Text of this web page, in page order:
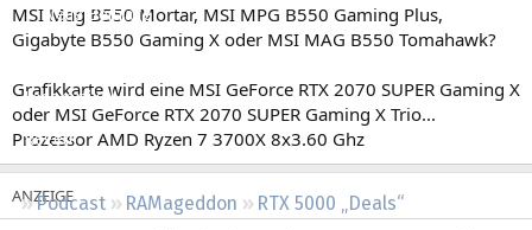
Neue Beiträge
Neueste Aktivitäten
Leserartikel
Regeln
Podcast RAMageddon
RTX 5000 „Deals“
MSI Mag B550 Mortar, MSI MPG B550 Gaming Plus,
Gigabyte B550 Gaming X oder MSI MAG B550 Tomahawk?
Grafikkarte wird eine MSI GeForce RTX 2070 SUPER Gaming X
oder MSI GeForce RTX 2070 SUPER Gaming X Trio...
Prozessor AMD Ryzen 7 3700X 8x3.60 Ghz